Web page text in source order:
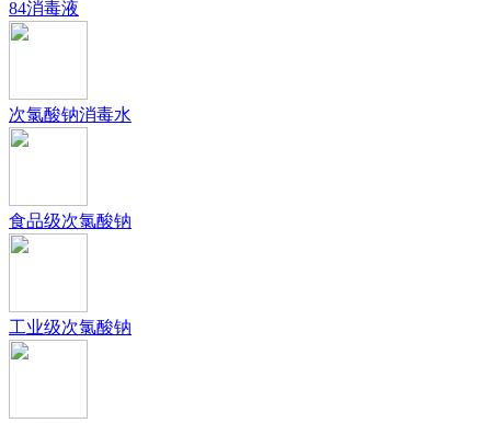
84消毒液
次氯酸钠消毒水
食品级次氯酸钠
工业级次氯酸钠